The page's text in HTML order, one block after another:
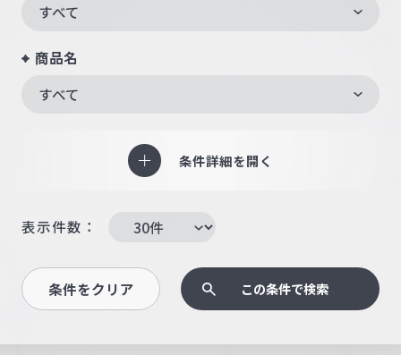
すべて
商品名
すべて
条件詳細を開く
表示件数：
条件をクリア この条件で検索